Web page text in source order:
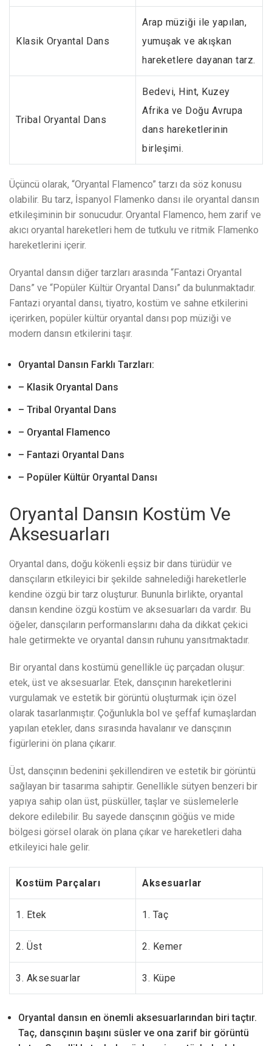
Klasik Oryantal Dans
Arap müziği ile yapılan,
yumuşak ve akışkan
hareketlere dayanan tarz.
Tribal Oryantal Dans
Bedevi, Hint, Kuzey
Afrika ve Doğu Avrupa
dans hareketlerinin
birleşimi.
Üçüncü olarak, “Oryantal Flamenco” tarzı da söz konusu
olabilir. Bu tarz, İspanyol Flamenko dansı ile oryantal dansın
etkileşiminin bir sonucudur. Oryantal Flamenco, hem zarif ve
akıcı oryantal hareketleri hem de tutkulu ve ritmik Flamenko
hareketlerini içerir.
Oryantal dansın diğer tarzları arasında “Fantazi Oryantal
Dans” ve “Popüler Kültür Oryantal Dansı” da bulunmaktadır.
Fantazi oryantal dansı, tiyatro, kostüm ve sahne etkilerini
içerirken, popüler kültür oryantal dansı pop müziği ve
modern dansın etkilerini taşır.
Oryantal Dansın Farklı Tarzları:
– Klasik Oryantal Dans
– Tribal Oryantal Dans
– Oryantal Flamenco
– Fantazi Oryantal Dans
– Popüler Kültür Oryantal Dansı
Oryantal Dansın Kostüm Ve
Aksesuarları
Oryantal dans, doğu kökenli eşsiz bir dans türüdür ve
dansçıların etkileyici bir şekilde sahnelediği hareketlerle
kendine özgü bir tarz oluşturur. Bununla birlikte, oryantal
dansın kendine özgü kostüm ve aksesuarları da vardır. Bu
öğeler, dansçıların performanslarını daha da dikkat çekici
hale getirmekte ve oryantal dansın ruhunu yansıtmaktadır.
Bir oryantal dans kostümü genellikle üç parçadan oluşur:
etek, üst ve aksesuarlar. Etek, dansçının hareketlerini
vurgulamak ve estetik bir görüntü oluşturmak için özel
olarak tasarlanmıştır. Çoğunlukla bol ve şeffaf kumaşlardan
yapılan etekler, dans sırasında havalanır ve dansçının
figürlerini ön plana çıkarır.
Üst, dansçının bedenini şekillendiren ve estetik bir görüntü
sağlayan bir tasarıma sahiptir. Genellikle sütyen benzeri bir
yapıya sahip olan üst, püsküller, taşlar ve süslemelerle
dekore edilebilir. Bu sayede dansçının göğüs ve mide
bölgesi görsel olarak ön plana çıkar ve hareketleri daha
etkileyici hale gelir.
Kostüm Parçaları Aksesuarlar
1. Etek 1. Taç
2. Üst 2. Kemer
3. Aksesuarlar 3. Küpe
Oryantal dansın en önemli aksesuarlarından biri taçtır.
Taç, dansçının başını süsler ve ona zarif bir görüntü